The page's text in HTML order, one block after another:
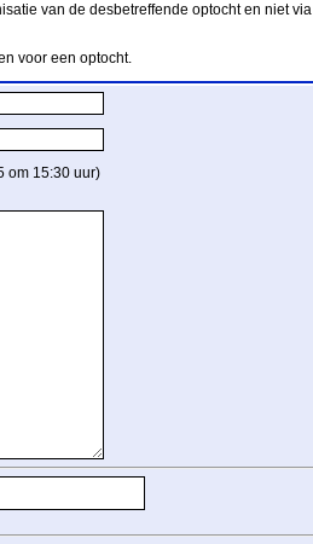
van de desbetreffende optocht en niet via
voor een optocht.
om 15:30 uur)